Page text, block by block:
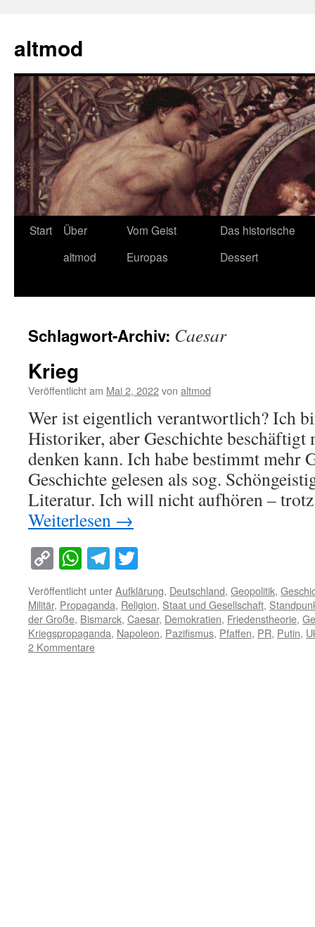
springen
altmod
Start
Über
altmod
Vom Geist
Europas
Das historische
Dessert
Schlagwort-Archiv: Caesar
Krieg
Veröffentlicht am Mai 2, 2022von altmod
Wer ist eigentlich verantwortlich? Ich
Historiker, aber Geschichte
denken kann. Ich habe bestimmt mehr
Geschichte gelesen als sog.
Literatur. Ich will nicht aufhören –
Weiterlesen →
Copy
Link
WhatsApp
Telegram
Veröffentlicht unterAufklärung, Deutschland, Geopolitik,
Militär, Propaganda, Religion, Staat und Gesellschaft,
der Große, Bismarck, Caesar, Demokratien, Friedenstheorie,
Kriegspropaganda, Napoleon, Pazifismus, Pfaffen, PR, Putin,
2 Kommentare